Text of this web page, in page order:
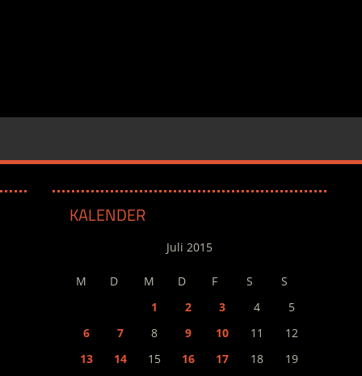
KALENDER
Juli 2015
M D M D F S
S
1
2 3 4
5
6
7 8 9 10 11
12
13
14 15 16 17 18
19